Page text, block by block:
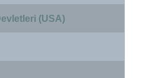
(USA)